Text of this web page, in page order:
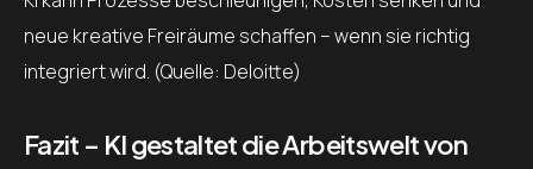
neue kreative Freiräume schaffen – wenn sie richtig
integriert wird. (Quelle: Deloitte)
Fazit – KI gestaltet die Arbeitswelt von